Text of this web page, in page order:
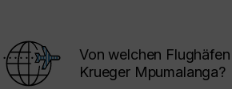
Von welchen
Krueger Mpumalanga?